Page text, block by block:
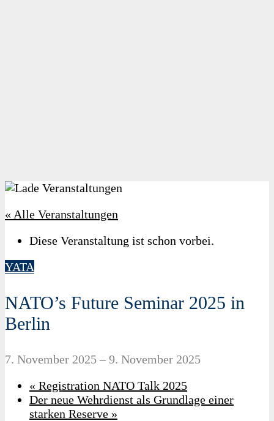
« Alle Veranstaltungen
Diese Veranstaltung ist schon vorbei.
YATA
NATO’s Future Seminar 2025 in
Berlin
7. November 2025 – 9. November 2025
« Registration NATO Talk 2025
Der neue Wehrdienst als Grundlage einer
starken Reserve »